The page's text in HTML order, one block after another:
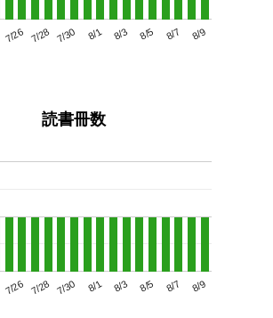
7/26 7/28 7/30 8/1 8/3 8/5 8/7 8/9
読書冊数
7/26 7/28 7/30 8/1 8/3 8/5 8/7 8/9